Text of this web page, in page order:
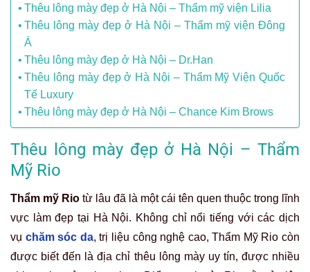
Thêu lông mày đẹp ở Hà Nội – Thẩm mỹ viện Lilia
Thêu lông mày đẹp ở Hà Nội – Thẩm mỹ viện Đông
Á
Thêu lông mày đẹp ở Hà Nội – Dr.Han
Thêu lông mày đẹp ở Hà Nội – Thẩm Mỹ Viện Quốc
Tế Luxury
Thêu lông mày đẹp ở Hà Nội – Chance Kim Brows
Thêu lông mày đẹp ở Hà Nội – Thẩm
Mỹ Rio
Thẩm mỹ Rio từ lâu đã là một cái tên quen thuộc trong lĩnh
vực làm đẹp tại Hà Nội. Không chỉ nổi tiếng với các dịch
vụ chăm sóc da, trị liệu công nghệ cao, Thẩm Mỹ Rio còn
được biết đến là địa chỉ thêu lông mày uy tín, được nhiều